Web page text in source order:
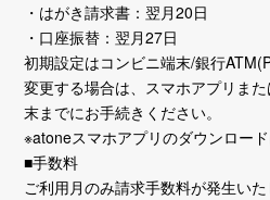
・はがき請求書：翌月20日
・口座振替：翌月27日
初期設定はコンビニ端末/銀行
変更する場合は、スマホアプリま
末までにお手続きください。
※atoneスマホアプリのダウンロー
■手数料
ご利用月のみ請求手数料が発生いた